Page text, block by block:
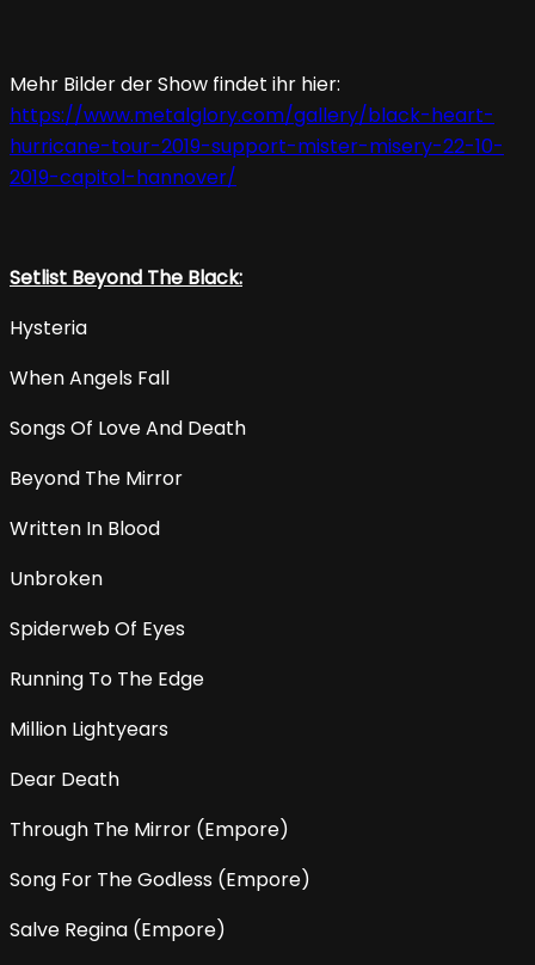
Mehr Bilder der Show findet ihr hier:
https://www.metalglory.com/gallery/black-heart-
hurricane-tour-2019-support-mister-misery-22-10-
2019-capitol-hannover/
Setlist Beyond The Black:
Hysteria
When Angels Fall
Songs Of Love And Death
Beyond The Mirror
Written In Blood
Unbroken
Spiderweb Of Eyes
Running To The Edge
Million Lightyears
Dear Death
Through The Mirror (Empore)
Song For The Godless (Empore)
Salve Regina (Empore)